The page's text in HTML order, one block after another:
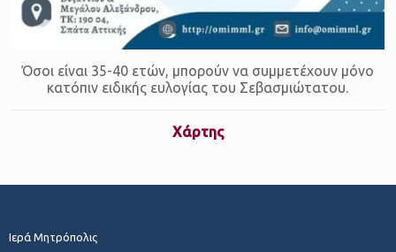
Όσοι είναι 35-40 ετών, μπορούν να συμμετέχουν μόνο
κατόπιν ειδικής ευλογίας του Σεβασμιώτατου.
Χάρτης
Ιερά Μητρόπολις